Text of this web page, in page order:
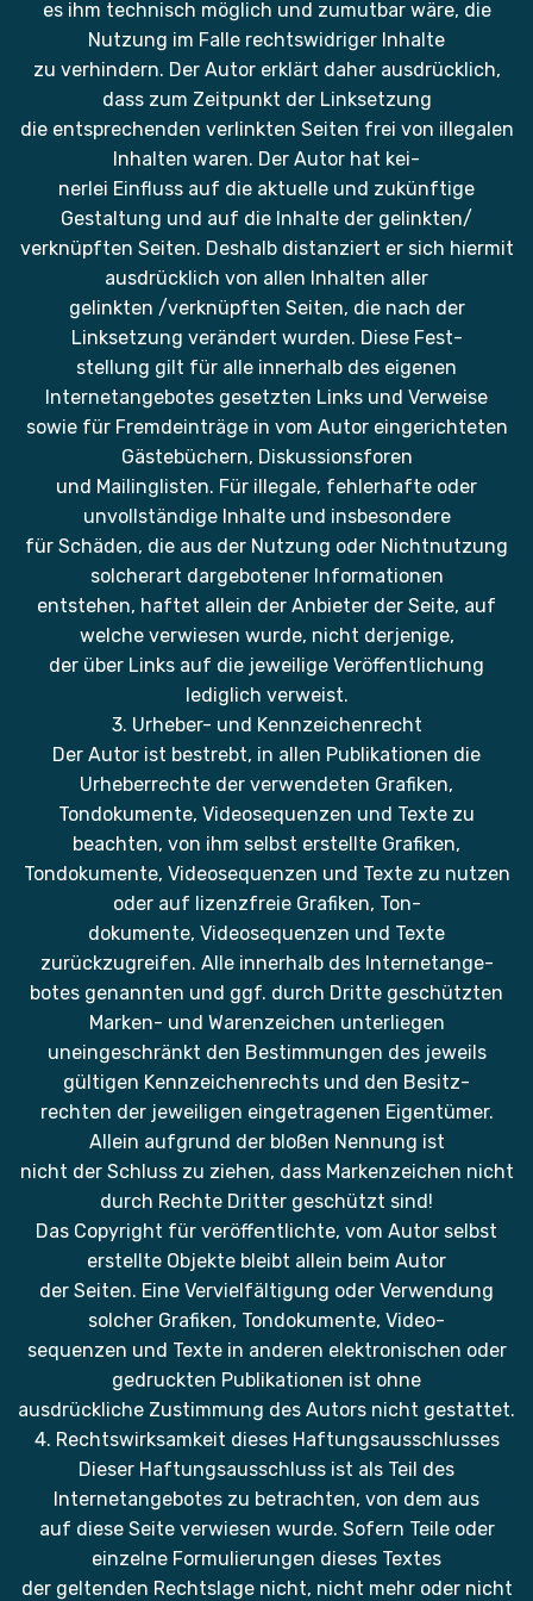
es ihm technisch möglich und zumutbar wäre, die
Nutzung im Falle rechtswidriger Inhalte
zu verhindern. Der Autor erklärt daher ausdrücklich,
dass zum Zeitpunkt der Linksetzung
die entsprechenden verlinkten Seiten frei von illegalen
Inhalten waren. Der Autor hat kei-
nerlei Einfluss auf die aktuelle und zukünftige
Gestaltung und auf die Inhalte der gelinkten/
verknüpften Seiten. Deshalb distanziert er sich hiermit
ausdrücklich von allen Inhalten aller
gelinkten /verknüpften Seiten, die nach der
Linksetzung verändert wurden. Diese Fest-
stellung gilt für alle innerhalb des eigenen
Internetangebotes gesetzten Links und Verweise
sowie für Fremdeinträge in vom Autor eingerichteten
Gästebüchern, Diskussionsforen
und Mailinglisten. Für illegale, fehlerhafte oder
unvollständige Inhalte und insbesondere
für Schäden, die aus der Nutzung oder Nichtnutzung
solcherart dargebotener Informationen
entstehen, haftet allein der Anbieter der Seite, auf
welche verwiesen wurde, nicht derjenige,
der über Links auf die jeweilige Veröffentlichung
lediglich verweist.
3. Urheber- und Kennzeichenrecht
Der Autor ist bestrebt, in allen Publikationen die
Urheberrechte der verwendeten Grafiken,
Tondokumente, Videosequenzen und Texte zu
beachten, von ihm selbst erstellte Grafiken,
Tondokumente, Videosequenzen und Texte zu nutzen
oder auf lizenzfreie Grafiken, Ton-
dokumente, Videosequenzen und Texte
zurückzugreifen. Alle innerhalb des Internetange-
botes genannten und ggf. durch Dritte geschützten
Marken- und Warenzeichen unterliegen
uneingeschränkt den Bestimmungen des jeweils
gültigen Kennzeichenrechts und den Besitz-
rechten der jeweiligen eingetragenen Eigentümer.
Allein aufgrund der bloßen Nennung ist
nicht der Schluss zu ziehen, dass Markenzeichen nicht
durch Rechte Dritter geschützt sind!
Das Copyright für veröffentlichte, vom Autor selbst
erstellte Objekte bleibt allein beim Autor
der Seiten. Eine Vervielfältigung oder Verwendung
solcher Grafiken, Tondokumente, Video-
sequenzen und Texte in anderen elektronischen oder
gedruckten Publikationen ist ohne
ausdrückliche Zustimmung des Autors nicht gestattet.
4. Rechtswirksamkeit dieses Haftungsausschlusses
Dieser Haftungsausschluss ist als Teil des
Internetangebotes zu betrachten, von dem aus
auf diese Seite verwiesen wurde. Sofern Teile oder
einzelne Formulierungen dieses Textes
der geltenden Rechtslage nicht, nicht mehr oder nicht